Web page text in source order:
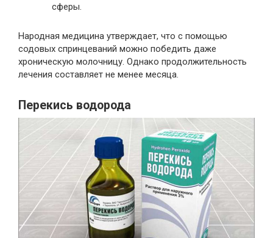
сферы.
Народная медицина утверждает, что с помощью
содовых спринцеваний можно победить даже
хроническую молочницу. Однако продолжительность
лечения составляет не менее месяца.
Перекись водорода